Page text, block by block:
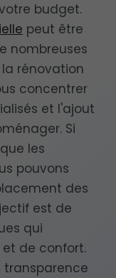
budget.
peut être
nombreuses
la rénovation
concentrer
et l'ajout
Si
les
pouvons
des
est de
qui
de confort.
transparence